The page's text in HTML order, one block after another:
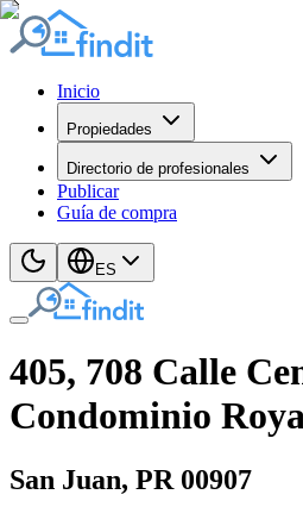
Inicio
Propiedades
Directorio de profesionales
Publicar
Guía de compra
ES
405, 708 Calle
Condominio
San Juan, PR 00907